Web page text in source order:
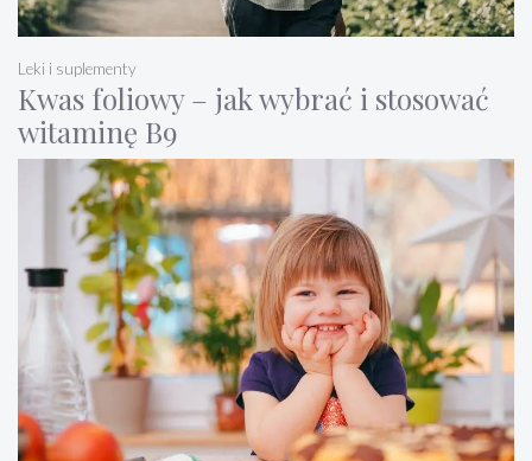
Kwas foliowy – jak wybrać i stosować
witaminę B9
Leki i suplementy